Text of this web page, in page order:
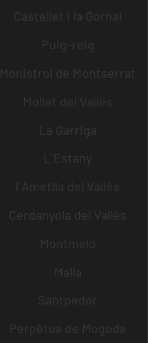
Castellet i la Gornal
Puig-reig
Monistrol de Montserrat
Mollet del Vallès
La Garriga
L´Estany
l´Ametlla del Vallès
Cerdanyola del Vallès
Montmeló
Malla
Santpedor
Perpètua de Mogoda